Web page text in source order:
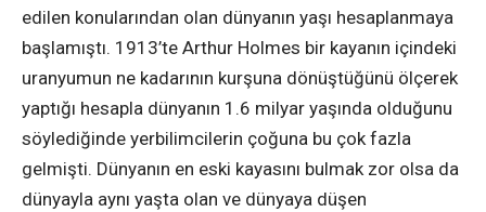
edilen konularından olan dünyanın yaşı hesaplanmaya
başlamıştı. 1913’te Arthur Holmes bir kayanın içindeki
uranyumun ne kadarının kurşuna dönüştüğünü ölçerek
yaptığı hesapla dünyanın 1.6 milyar yaşında olduğunu
söylediğinde yerbilimcilerin çoğuna bu çok fazla
gelmişti. Dünyanın en eski kayasını bulmak zor olsa da
dünyayla aynı yaşta olan ve dünyaya düşen